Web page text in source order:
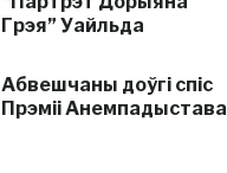
Грэя” Уайльда
Абвешчаны доўгі спіс
Прэміі Анемпадыстава